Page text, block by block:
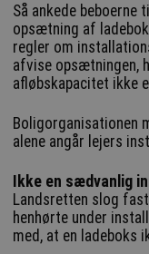
Så ankede beboerne
opsætning af
regler om
afvise opsætningen,
afløbskapacitet ikke
Boligorganisationen
alene angår lejers
Ikke en sædvanlig
Landsretten slog
henhørte under
med, at en ladeboks